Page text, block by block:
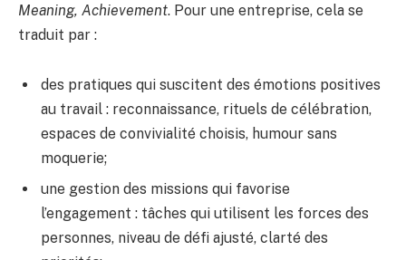
Meaning, Achievement. Pour une entreprise, cela se
traduit par :
des pratiques qui suscitent des émotions positives
au travail : reconnaissance, rituels de célébration,
espaces de convivialité choisis, humour sans
moquerie;
une gestion des missions qui favorise
l’engagement : tâches qui utilisent les forces des
personnes, niveau de défi ajusté, clarté des